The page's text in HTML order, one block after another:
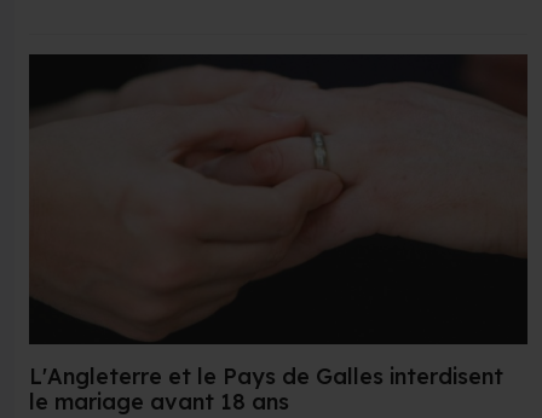
L'Angleterre et le Pays de Galles interdisent
le mariage avant 18 ans